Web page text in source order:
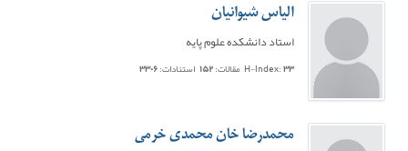
الیاس شیوانیان
استاد دانشکده علوم پایه
H-Index:۳۳ مقالات:۱۵۲ استنادات:۳۳۰۶
محمدرضا خان محمدی خرمی